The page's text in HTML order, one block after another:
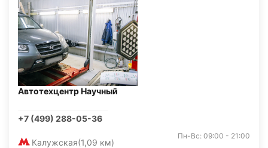
Автотехцентр Научный
+7 (499) 288-05-36
Калужская(1,09 км)
Пн-Вс: 09:00 - 21:00